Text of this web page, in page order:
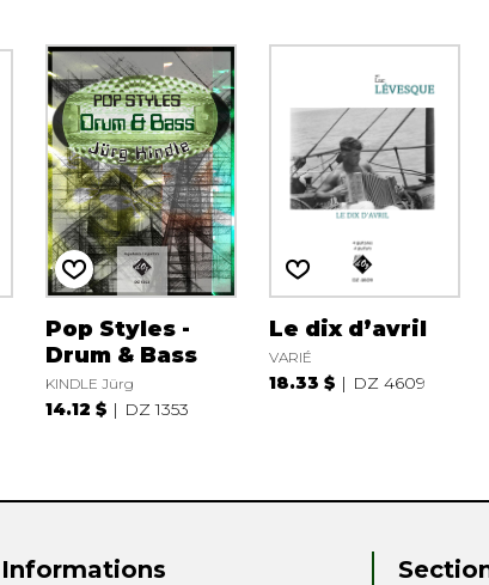
Pop Styles -
Drum & Bass
KINDLE Jürg
14.12 $ DZ 1353
Le dix d’avril
VARIÉ
18.33 $ DZ 4609
Informations